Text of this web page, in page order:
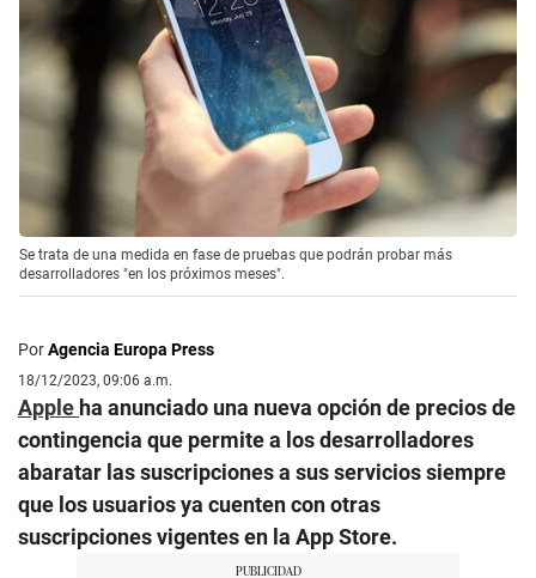
Se trata de una medida en fase de pruebas que podrán probar más
desarrolladores "en los próximos meses".
PorAgencia Europa Press
18/12/2023, 09:06 a.m.
Apple ha anunciado una nueva opción de precios de
contingencia que permite a los desarrolladores
abaratar las suscripciones a sus servicios siempre
que los usuarios ya cuenten con otras
suscripciones vigentes en la App Store.